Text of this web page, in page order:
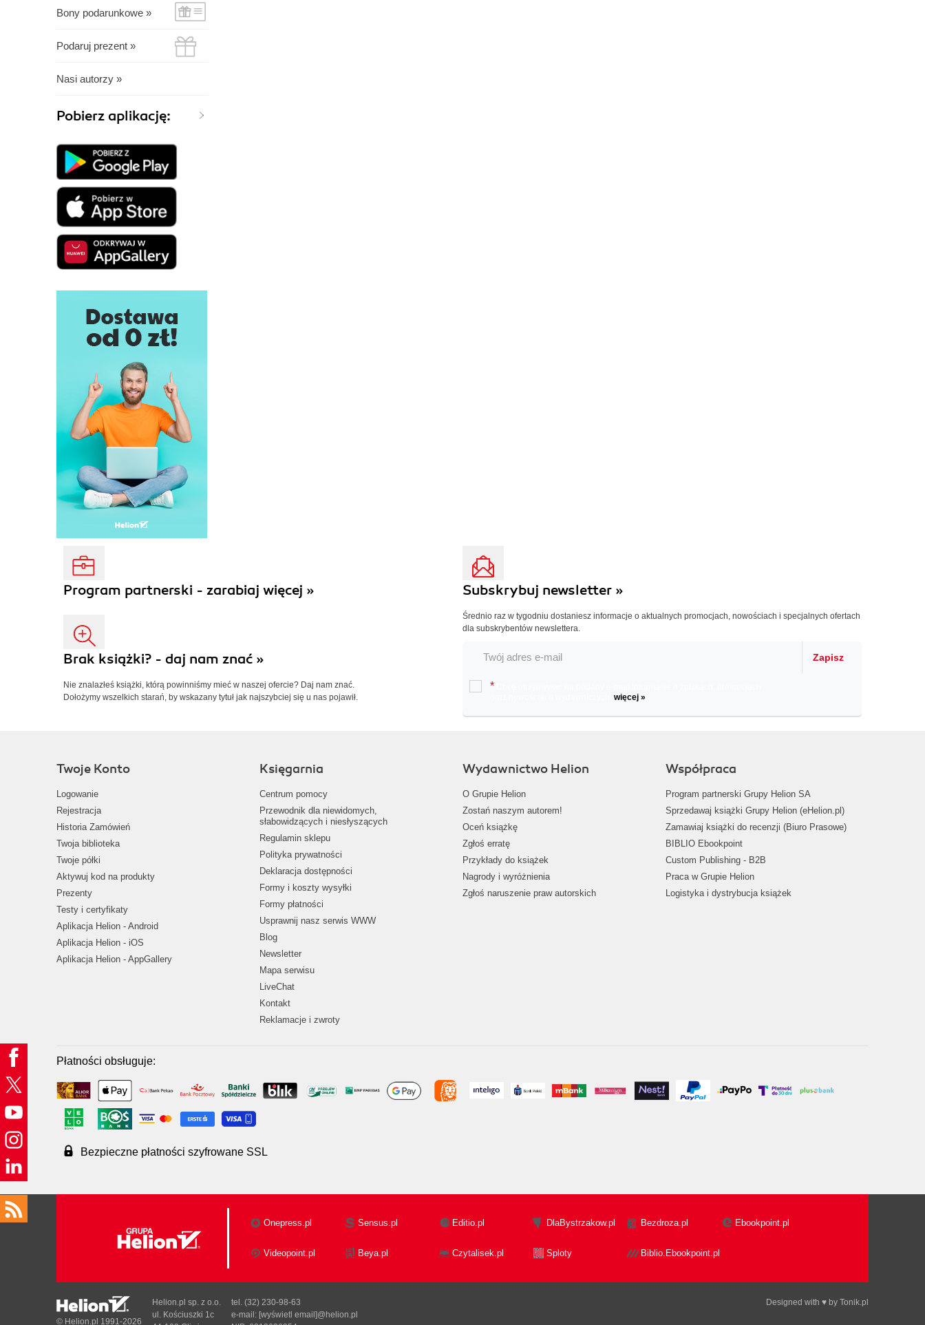
Bony podarunkowe »
Podaruj prezent »
Nasi autorzy »
Pobierz aplikację:
Program partnerski - zarabiaj więcej »
Brak książki? - daj nam znać »
Nie znalazłeś książki, którą powinniśmy mieć w naszej ofercie? Daj nam znać.
Dołożymy wszelkich starań, by wskazany tytuł jak najszybciej się u nas pojawił.
Subskrybuj newsletter »
Średnio raz w tygodniu dostaniesz informacje o aktualnych promocjach, nowościach i specjalnych ofertach
dla subskrybentów newslettera.
Zapisz
*
więcej »
Twoje Konto
Logowanie
Rejestracja
Historia Zamówień
Twoja biblioteka
Twoje półki
Aktywuj kod na produkty
Prezenty
Testy i certyfikaty
Aplikacja Helion - Android
Aplikacja Helion - iOS
Aplikacja Helion - AppGallery
Księgarnia
Centrum pomocy
Przewodnik dla niewidomych,
słabowidzących i niesłyszących
Regulamin sklepu
Polityka prywatności
Deklaracja dostępności
Formy i koszty wysyłki
Formy płatności
Usprawnij nasz serwis WWW
Blog
Newsletter
Mapa serwisu
LiveChat
Kontakt
Reklamacje i zwroty
Wydawnictwo Helion
O Grupie Helion
Zostań naszym autorem!
Oceń książkę
Zgłoś erratę
Przykłady do książek
Nagrody i wyróżnienia
Zgłoś naruszenie praw autorskich
Współpraca
Program partnerski Grupy Helion SA
Sprzedawaj książki Grupy Helion (eHelion.pl)
Zamawiaj książki do recenzji (Biuro Prasowe)
BIBLIO Ebookpoint
Custom Publishing - B2B
Praca w Grupie Helion
Logistyka i dystrybucja książek
Płatności obsługuje:
Bezpieczne płatności szyfrowane SSL
Onepress.pl Sensus.pl Editio.pl DlaBystrzakow.pl Bezdroza.pl Ebookpoint.pl
Videopoint.pl Beya.pl Czytalisek.pl Sploty Biblio.Ebookpoint.pl
Designed with ♥ by Tonik.pl
© Helion.pl 1991-2026
Helion.pl sp. z o.o.
ul. Kościuszki 1c
tel. (32) 230-98-63
e-mail: [wyświetl email]@helion.pl